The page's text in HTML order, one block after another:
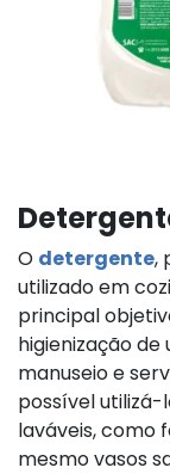
O detergente,
utilizado em
principal
higienização
manuseio e
possível
laváveis, como
mesmo vasos